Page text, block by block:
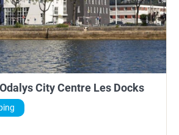
City Centre Les Docks